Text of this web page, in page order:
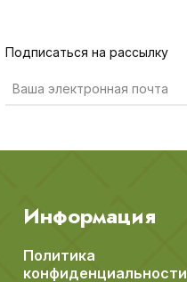
Подписаться на рассылку
Информация
Политика
конфиденциальности